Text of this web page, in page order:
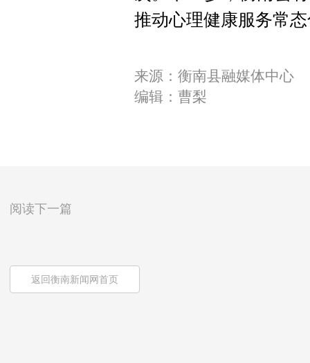
推动心理健康服务常
来源：衡南县融媒体中心
编辑：曹梨
阅读下一篇
返回衡南新闻网首页